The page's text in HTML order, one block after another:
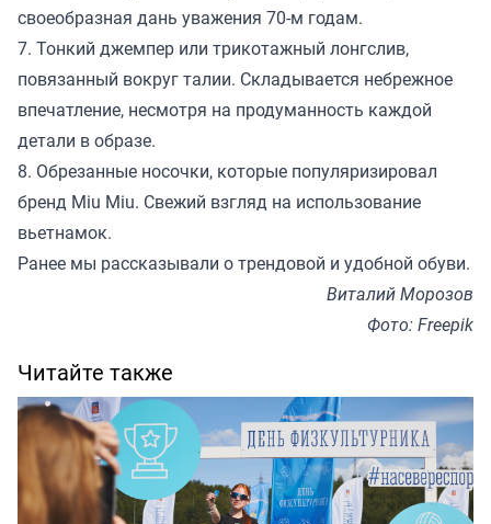
своеобразная дань уважения 70-м годам.
7. Тонкий джемпер или трикотажный лонгслив,
повязанный вокруг талии. Складывается небрежное
впечатление, несмотря на продуманность каждой
детали в образе.
8. Обрезанные носочки, которые популяризировал
бренд Miu Miu. Свежий взгляд на использование
вьетнамок.
Ранее мы рассказывали о трендовой и удобной обуви.
Виталий Морозов
Фото: Freepik
Читайте также